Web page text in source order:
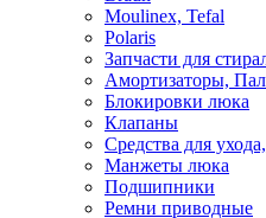
Moulinex, Tefal
Polaris
Запчасти для
Амортизаторы,
Блокировки люка
Клапаны
Средства для
Манжеты люка
Подшипники
Ремни приводные